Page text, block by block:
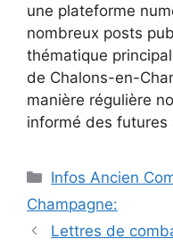
une plateforme
nombreux posts
thématique
de Chalons-en-
manière régulière
informé des futures
Catégories
Infos Ancien
Champagne:
Lettres de